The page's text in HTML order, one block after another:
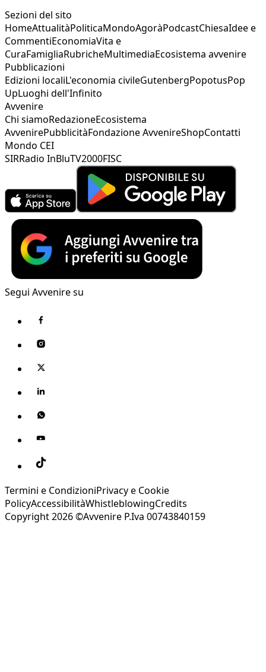
Sezioni del sito
HomeAttualitàPoliticaMondoAgoràPodcastChiesaIdee e
CommentiEconomiaVita e
CuraFamigliaRubricheMultimediaEcosistema avvenire
Pubblicazioni
Edizioni localiL'economia civileGutenbergPopotusPop
UpLuoghi dell'Infinito
Avvenire
Chi siamoRedazioneEcosistema
AvvenirePubblicitàFondazione AvvenireShopContatti
Mondo CEI
SIRRadio InBluTV2000FISC
Segui Avvenire su
Termini e CondizioniPrivacy e Cookie
PolicyAccessibilitàWhistleblowingCredits
Copyright 2026 ©Avvenire P.Iva 00743840159